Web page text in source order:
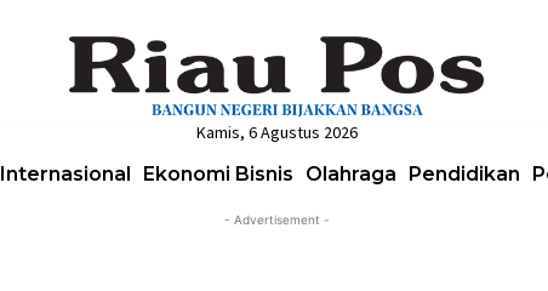
Kamis, 6 Agustus 2026
Internasional Ekonomi Bisnis Olahraga Pendidikan
- Advertisement -